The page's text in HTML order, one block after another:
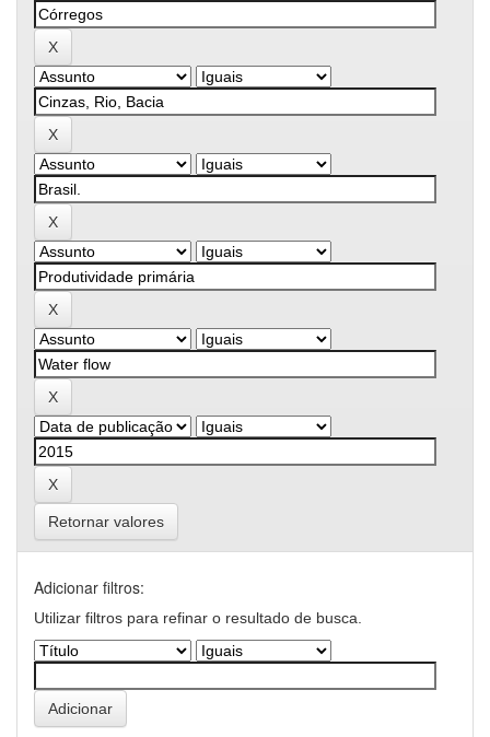
Retornar valores
Adicionar filtros:
Utilizar filtros para refinar o resultado de busca.